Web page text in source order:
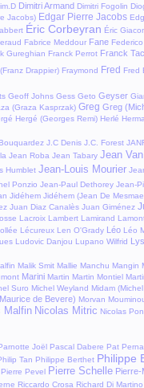
Dimitri Armand Dimitri Fogolin
Jacobs) Edgar Pierre Jacobs
Éric Corbeyran Éric
Fabrice Meddour Fane
Gureghian Franck Perrot Franck
Drappier) Fraymond Fred Fred
Geoff Johns Gess Geto Geyser
(Graza Kasprzak) Greg Greg
Hergé (Georges Remi) Herlé
J.C Denis J.C. Forest
Jean Roba Jean Tabary Jean
Humblet Jean-Louis Mourier
Ponzio Jean-Paul Dethorey Jean-
Jidéhem Jidéhem (Jean De
Juan Diaz Canalès Juan Giménez
Lacroix Lambert Lamirand
Lécureux Len O'Grady Léo Léo
Ludovic Danjou Lupano Wilfrid
Malik Smit Mallie Manchu Mangin
Marini Martin Martin Montiel
Suro Michel Weyland Midam
de Bevere) Morvan
Malfin Nicolas Mitric Nicolas
Joël Pascal Dabere Pat Perna
Tan Philippe Berthet Philippe
Pierre Pevel Pierre Schelle Pierre-
Riccardo Crosa Richard Di Martino